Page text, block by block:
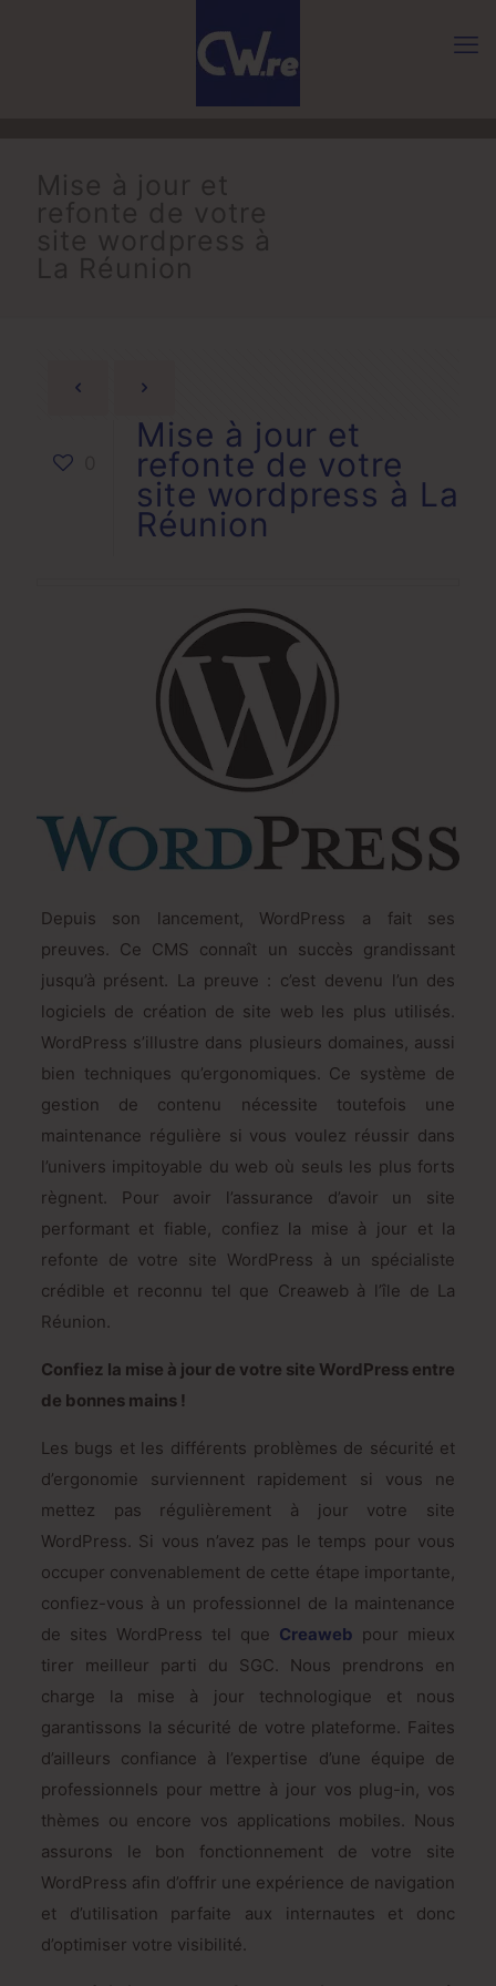
Mise à jour et
refonte de votre
site wordpress à La
Réunion
Depuis son lancement, WordPress a fait ses
preuves. Ce CMS connaît un succès grandissant
jusqu’à présent. La preuve : c’est devenu l’un des
logiciels de création de site web les plus utilisés.
WordPress s’illustre dans plusieurs domaines, aussi
bien techniques qu’ergonomiques. Ce système de
gestion de contenu nécessite toutefois une
maintenance régulière si vous voulez réussir dans
l’univers impitoyable du web où seuls les plus forts
règnent. Pour avoir l’assurance d’avoir un site
performant et fiable, confiez la mise à jour et la
refonte de votre site WordPress à un spécialiste
crédible et reconnu tel que Creaweb à l’île de La
Réunion.
Confiez la mise à jour de votre site WordPress entre
de bonnes mains !
Les bugs et les différents problèmes de sécurité et
d’ergonomie surviennent rapidement si vous ne
mettez pas régulièrement à jour votre site
WordPress. Si vous n’avez pas le temps pour vous
occuper convenablement de cette étape importante,
confiez-vous à un professionnel de la maintenance
de sites WordPress tel que Creaweb pour mieux
tirer meilleur parti du SGC. Nous prendrons en
charge la mise à jour technologique et nous
garantissons la sécurité de votre plateforme. Faites
d’ailleurs confiance à l’expertise d’une équipe de
professionnels pour mettre à jour vos plug-in, vos
thèmes ou encore vos applications mobiles. Nous
assurons le bon fonctionnement de votre site
WordPress afin d’offrir une expérience de navigation
et d’utilisation parfaite aux internautes et donc
d’optimiser votre visibilité.